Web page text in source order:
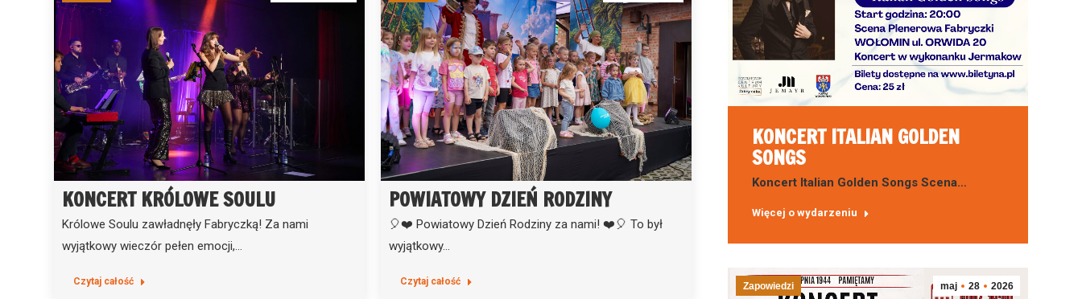
KONCERT KRÓLOWE SOULU
Królowe Soulu zawładnęły Fabryczką! Za nami
wyjątkowy wieczór pełen emocji,…
Czytaj całość
POWIATOWY DZIEŃ RODZINY
🎈❤️ Powiatowy Dzień Rodziny za nami! ❤️🎈 To był
wyjątkowy…
Czytaj całość
KONCERT ITALIAN GOLDEN
SONGS
Koncert Italian Golden Songs Scena…
Więcej o wydarzeniu
maj 28 2026
Zapowiedzi